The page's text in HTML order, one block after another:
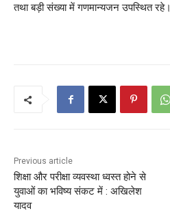
तथा बड़ी संख्या में गणमान्यजन उपस्थित रहे।
Previous article
शिक्षा और परीक्षा व्यवस्था ध्वस्त होने से
युवाओं का भविष्य संकट में : अखिलेश
यादव